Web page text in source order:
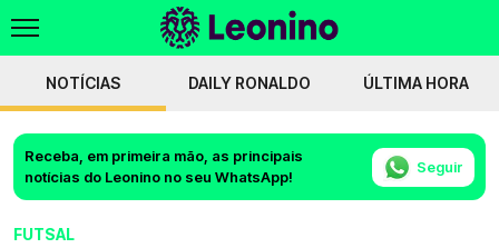
NOTÍCIAS DAILY RONALDO ÚLTIMA HORA
Receba, em primeira mão, as principais
notícias do Leonino no seu WhatsApp!
Seguir
FUTSAL